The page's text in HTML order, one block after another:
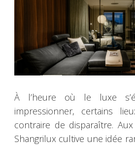
À l’heure où le luxe
impressionner, certains
contraire de disparaître.
Shangrilux cultive une idée